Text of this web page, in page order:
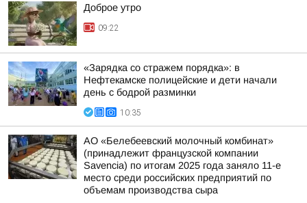
Доброе утро
09:22
«Зарядка со стражем порядка»: в
Нефтекамске полицейские и дети начали
день с бодрой разминки
10:35
АО «Белебеевский молочный комбинат»
(принадлежит французской компании
Savencia) по итогам 2025 года заняло 11-е
место среди российских предприятий по
объемам производства сыра